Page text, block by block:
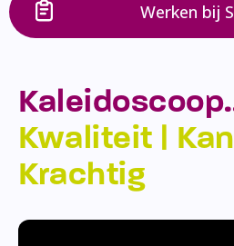
Werken bij
Kwaliteit |
Krachtig